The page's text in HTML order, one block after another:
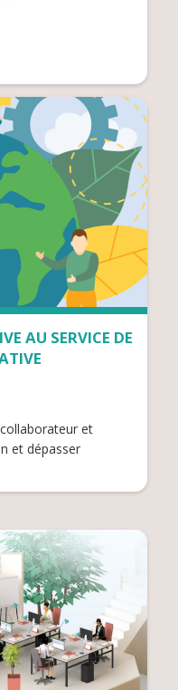
AU SERVICE DE
et
et dépasser